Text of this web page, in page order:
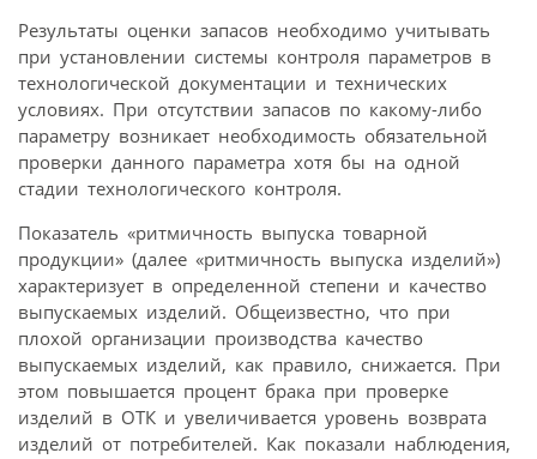
Результаты оценки запасов необходимо учитывать
при установлении системы контроля параметров в
технологической документации и технических
условиях. При отсутствии запасов по какому-либо
параметру возникает необходимость обязательной
проверки данного параметра хотя бы на одной
стадии технологического контроля.
Показатель «ритмичность выпуска товарной
продукции» (далее «ритмичность выпуска изделий»)
характеризует в определенной степени и качество
выпускаемых изделий. Общеизвестно, что при
плохой организации производства качество
выпускаемых изделий, как правило, снижается. При
этом повышается процент брака при проверке
изделий в ОТК и увеличивается уровень возврата
изделий от потребителей. Как показали наблюдения,